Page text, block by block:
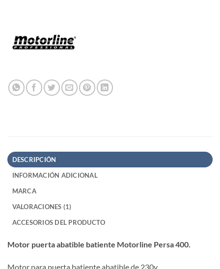
DESCRIPCIÓN
INFORMACIÓN ADICIONAL
MARCA
VALORACIONES (1)
ACCESORIOS DEL PRODUCTO
Motor puerta abatible batiente Motorline Persa 400.
Motor para puerta batiente abatible de 230v,